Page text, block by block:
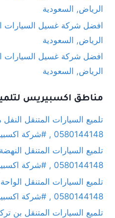
الرياض, السعودية
افضل شركة غسيل السيارات
الرياض, السعودية
افضل شركة غسيل السيارات
الرياض, السعودية
مناطق اكسبيريس
تلميع السيارات المتنقل
0580144148 , #شركة اكسبيريس واش كار
تلميع السيارات المتنقل
0580144148 , #شركة اكسبيريس واش كار
تلميع السيارات المتنقل
0580144148 , #شركة اكسبيريس واش كار
تلميع السيارات المتنقل بن